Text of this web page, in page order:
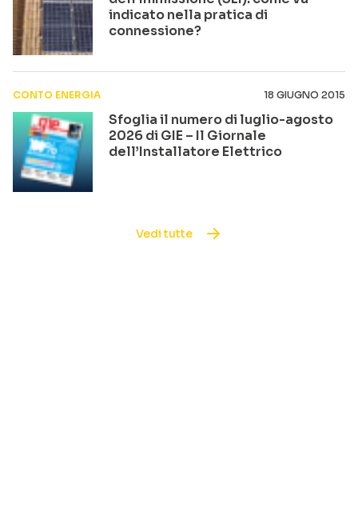
indicato nella pratica di
connessione?
CONTO ENERGIA 18 GIUGNO 2015
Sfoglia il numero di luglio-agosto
2026 di GIE – Il Giornale
dell’Installatore Elettrico
Vedi tutte